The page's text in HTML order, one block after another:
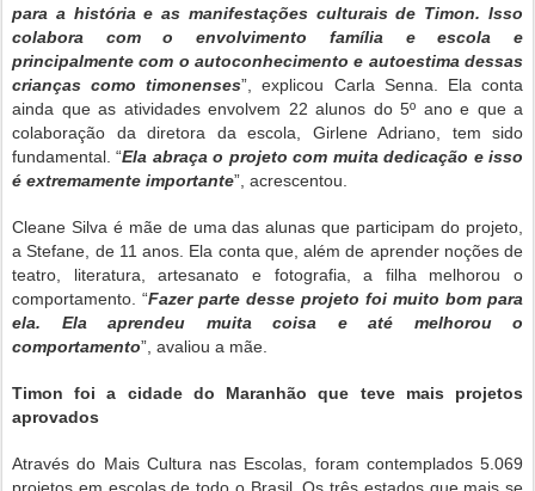
para a história e as manifestações culturais de Timon. Isso
colabora com o envolvimento família e escola e
principalmente com o autoconhecimento e autoestima dessas
crianças como timonenses”, explicou Carla Senna. Ela conta
ainda que as atividades envolvem 22 alunos do 5º ano e que a
colaboração da diretora da escola, Girlene Adriano, tem sido
fundamental. “Ela abraça o projeto com muita dedicação e isso
é extremamente importante”, acrescentou.
Cleane Silva é mãe de uma das alunas que participam do projeto,
a Stefane, de 11 anos. Ela conta que, além de aprender noções de
teatro, literatura, artesanato e fotografia, a filha melhorou o
comportamento. “Fazer parte desse projeto foi muito bom para
ela. Ela aprendeu muita coisa e até melhorou o
comportamento”, avaliou a mãe.
Timon foi a cidade do Maranhão que teve mais projetos
aprovados
Através do Mais Cultura nas Escolas, foram contemplados 5.069